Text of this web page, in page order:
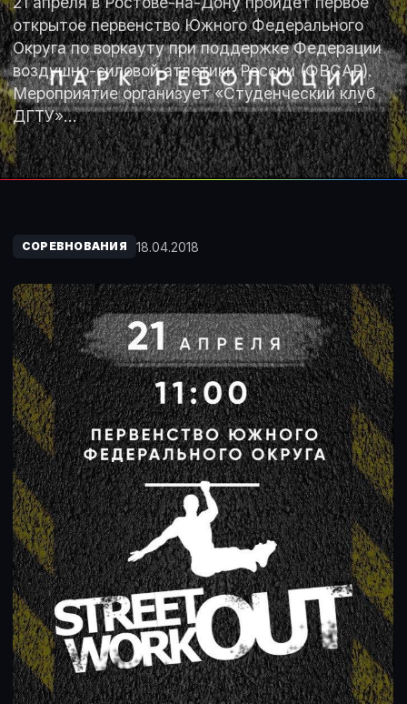
открытое первенство Южного Федерального
Округа по воркауту при поддержке Федерации
воздушно-силовой атлетики России (ФВСАР).
Мероприятие организует «Студенческий клуб
ДГТУ»…
СОРЕВНОВАНИЯ 18.04.2018